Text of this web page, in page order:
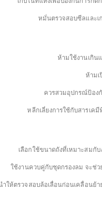
หมั่นตรวจสอบซีลและเ
ห้ามใช้งานเกิน
ห้าม
ควรสวมอุปกรณ์ป้อง
หลีกเลี่ยงการใช้กับสารเค
เลือกใช้ขนาดถังที่เหมาะสมกั
ใช้งานควบคู่กับชุดกรองลม จะช่
ำให้ตรวจสอบล้อเลื่อนก่อนเคลื่อนย้